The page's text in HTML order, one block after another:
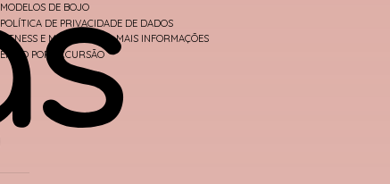
MODELOS DE BOJO
POLÍTICA DE PRIVACIDADE DE DADOS
FITNESS E MODA PRAIA - MAIS INFORMAÇÕES
ENVIO POR EXCURSÃO